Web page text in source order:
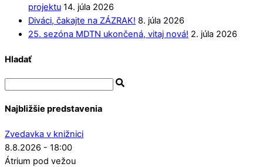
projektu 14. júla 2026
Diváci, čakajte na ZÁZRAK! 8. júla 2026
25. sezóna MDTN ukončená, vitaj nová! 2. júla 2026
Hladať
Najbližšie predstavenia
Zvedavka v knižnici
8.8.2026 - 18:00
Átrium pod vežou